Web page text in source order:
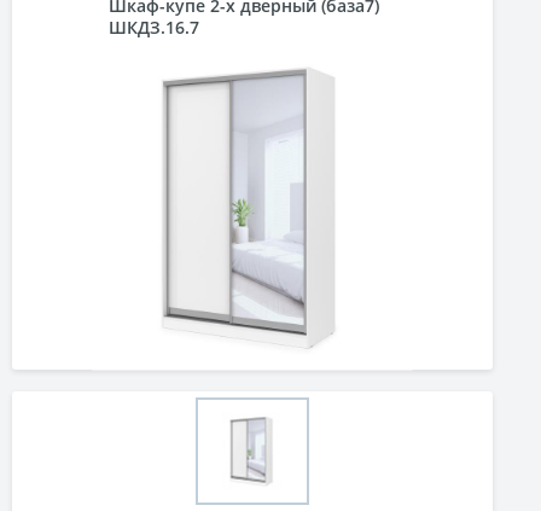
Шкаф-купе 2-х дверный (база7)
ШКДЗ.16.7